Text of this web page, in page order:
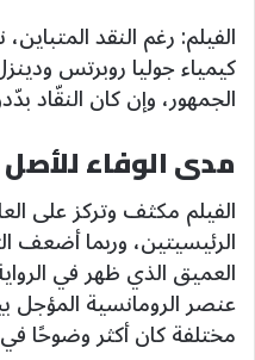
الفيلم: رغم النقد
كيمياء جوليا روبرتس
الجمهور، وإن كان النقّاد
مدى الوفاء
الفيلم مكثف وتركز على
الرئيسيتين، وربما أضعف
العميق الذي ظهر في
عنصر الرومانسية
مختلفة كان أكثر وضوحًا في